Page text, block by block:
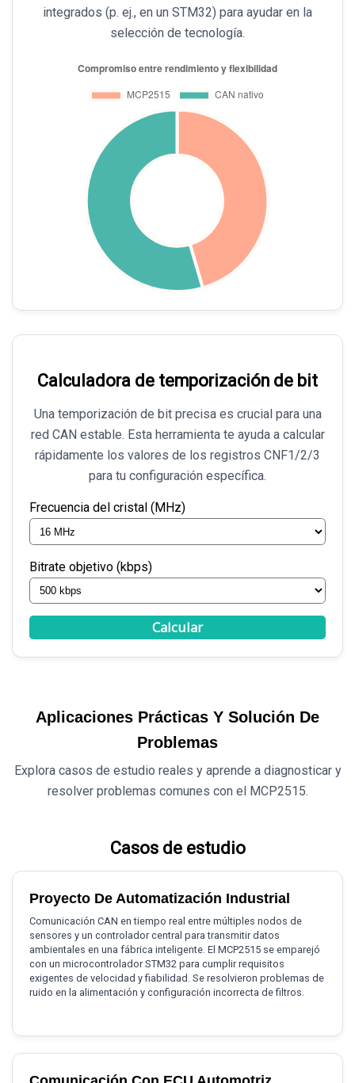
integrados (p. ej., en un STM32) para ayudar en la
selección de tecnología.
Calculadora de temporización de bit
Una temporización de bit precisa es crucial para una
red CAN estable. Esta herramienta te ayuda a calcular
rápidamente los valores de los registros CNF1/2/3
para tu configuración específica.
Frecuencia del cristal (MHz)
Bitrate objetivo (kbps)
Calcular
Aplicaciones Prácticas Y Solución De
Problemas
Explora casos de estudio reales y aprende a diagnosticar y
resolver problemas comunes con el MCP2515.
Casos de estudio
Proyecto De Automatización Industrial
Comunicación CAN en tiempo real entre múltiples nodos de
sensores y un controlador central para transmitir datos
ambientales en una fábrica inteligente. El MCP2515 se emparejó
con un microcontrolador STM32 para cumplir requisitos
exigentes de velocidad y fiabilidad. Se resolvieron problemas de
ruido en la alimentación y configuración incorrecta de filtros.